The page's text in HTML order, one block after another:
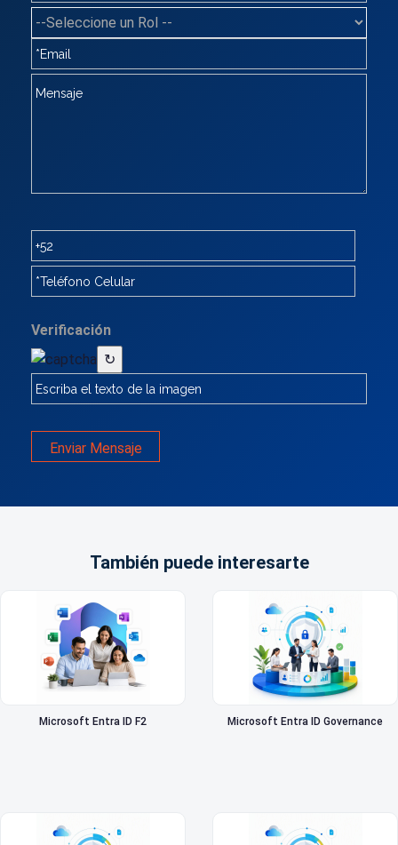
Verificación
↻
Enviar Mensaje
También puede interesarte
Microsoft Entra ID F2 Microsoft Entra ID Governance